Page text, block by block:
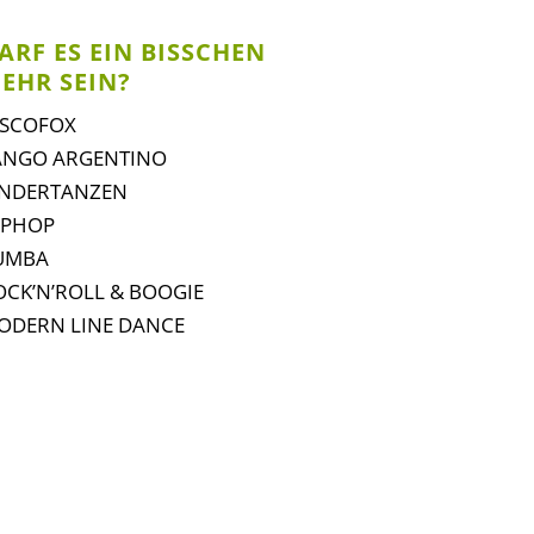
ES EIN BISSCHEN
SEIN?
ARGENTINO
& BOOGIE
LINE DANCE